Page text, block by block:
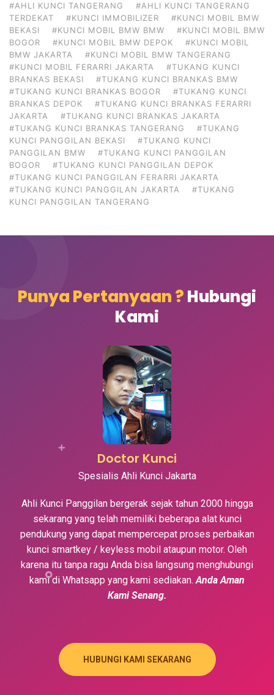
#AHLI KUNCI TANGERANG
#AHLI KUNCI TANGERANG
TERDEKAT
#KUNCI IMMOBILIZER
#KUNCI MOBIL BMW
BEKASI
#KUNCI MOBIL BMW BMW
#KUNCI MOBIL BMW
BOGOR
#KUNCI MOBIL BMW DEPOK
#KUNCI MOBIL
BMW JAKARTA
#KUNCI MOBIL BMW TANGERANG
#KUNCI MOBIL FERARRI JAKARTA
#TUKANG KUNCI
BRANKAS BEKASI
#TUKANG KUNCI BRANKAS BMW
#TUKANG KUNCI BRANKAS BOGOR
#TUKANG KUNCI
BRANKAS DEPOK
#TUKANG KUNCI BRANKAS FERARRI
JAKARTA
#TUKANG KUNCI BRANKAS JAKARTA
#TUKANG KUNCI BRANKAS TANGERANG
#TUKANG
KUNCI PANGGILAN BEKASI
#TUKANG KUNCI
PANGGILAN BMW
#TUKANG KUNCI PANGGILAN
BOGOR
#TUKANG KUNCI PANGGILAN DEPOK
#TUKANG KUNCI PANGGILAN FERARRI JAKARTA
#TUKANG KUNCI PANGGILAN JAKARTA
#TUKANG
KUNCI PANGGILAN TANGERANG
Punya Pertanyaan ?Hubungi
Kami
Doctor Kunci
Spesialis Ahli Kunci Jakarta
Ahli Kunci Panggilan bergerak sejak tahun 2000 hingga
sekarang yang telah memiliki beberapa alat kunci
pendukung yang dapat mempercepat proses perbaikan
kunci smartkey / keyless mobil ataupun motor. Oleh
karena itu tanpa ragu Anda bisa langsung menghubungi
kami di Whatsapp yang kami sediakan.Anda Aman
Kami Senang.
HUBUNGI KAMI SEKARANG